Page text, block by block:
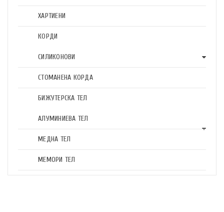
ХАРТИЕНИ
КОРДИ
СИЛИКОНОВИ
СТОМАНЕНА КОРДА
БИЖУТЕРСКА ТЕЛ
АЛУМИНИЕВА ТЕЛ
МЕДНА ТЕЛ
МЕМОРИ ТЕЛ